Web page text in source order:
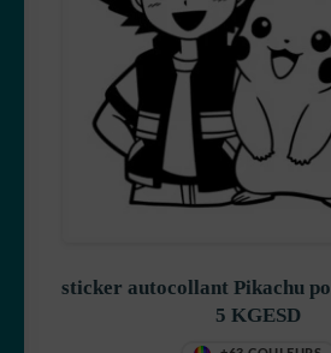
Pirates
Tchoupi
pokemon
sticker autocollant Pikachu
5 KGESD